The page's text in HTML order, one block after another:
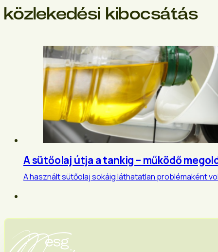
közlekedési kibocsátás
A sütőolaj útja a tankig – működő
A használt sütőolaj sokáig láthatatlan problémaként